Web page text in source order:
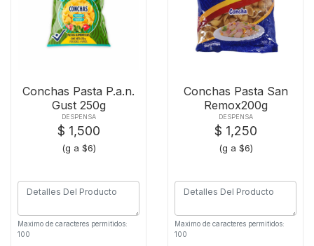
Conchas Pasta P.a.n.
Gust 250g
DESPENSA
$ 1,500
(g a $6)
Maximo de caracteres permitidos:
100
Conchas Pasta San
Remox200g
DESPENSA
$ 1,250
(g a $6)
Maximo de caracteres permitidos:
100